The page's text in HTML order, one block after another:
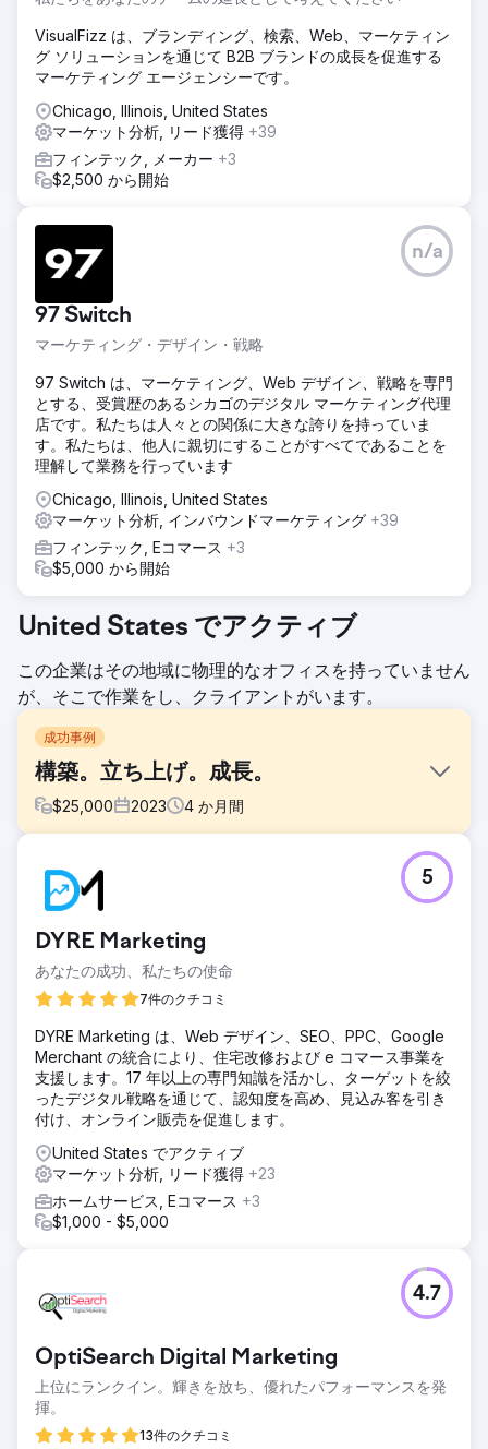
VisualFizz は、ブランディング、検索、Web、マーケティン
グ ソリューションを通じて B2B ブランドの成長を促進する
マーケティング エージェンシーです。
Chicago, Illinois, United States
マーケット分析, リード獲得 +39
フィンテック, メーカー +3
$2,500 から開始
97 Switch
マーケティング・デザイン・戦略
n/a
97 Switch は、マーケティング、Web デザイン、戦略を専門
とする、受賞歴のあるシカゴのデジタル マーケティング代理
店です。私たちは人々との関係に大きな誇りを持っていま
す。私たちは、他人に親切にすることがすべてであることを
理解して業務を行っています
Chicago, Illinois, United States
マーケット分析, インバウンドマーケティング +39
フィンテック, Eコマース +3
$5,000 から開始
United States でアクティブ
この企業はその地域に物理的なオフィスを持っていません
が、そこで作業をし、クライアントがいます。
成功事例
構築。立ち上げ。成長。
$25,000 2023 4 か月間
長年にわたる通信会社のクライアントは、すでに当社のマー
ケティング機能をフル活用しており、新しいブランドを立ち
を信頼し、包括的な戦略、継続的な取り組み、反復が必要で
あることを承知の上で、この重要なプロジェクトを当社に依
頼しました。
当社は、市場調査、ブランド ポジショニング、クリエイティ
ブ デザイン、ターゲット キャンペーン、パフォーマンス分
析など、マーケティングのあらゆる側面を統合した包括的な
プランを作成しました。エンドツーエンドの取り組みによ
り、シームレスな実行と管理が保証されました。これは、
「構築、開始、成長」の典型です。
結果
ブランドを立ち上げるには、現代のマーケティングの真髄で
ある俊敏性が求められます。小規模なセグメントでブランデ
があります。急速に構築し、戦略的に強化して、飛躍的に成
長しましょう。
エージェンシーページに移動
DYRE Marketing
あなたの成功、私たちの使命
7件のクチコミ
5
DYRE Marketing は、Web デザイン、SEO、PPC、Google
Merchant の統合により、住宅改修および e コマース事業を
支援します。17 年以上の専門知識を活かし、ターゲットを絞
ったデジタル戦略を通じて、認知度を高め、見込み客を引き
付け、オンライン販売を促進します。
United States でアクティブ
マーケット分析, リード獲得 +23
ホームサービス, Eコマース +3
$1,000 - $5,000
OptiSearch Digital Marketing
上位にランクイン。輝きを放ち、優れたパフォーマンスを発
揮。
13件のクチコミ
4.7